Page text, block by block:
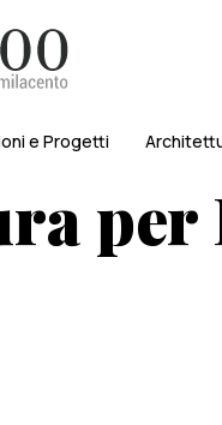
e Progetti
per